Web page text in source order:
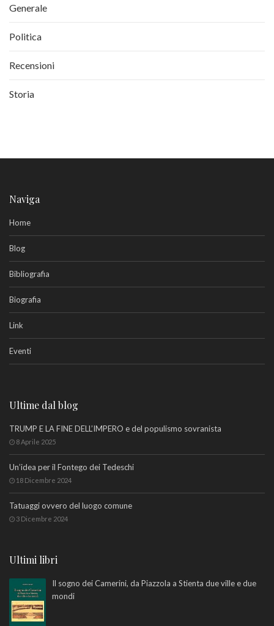
Generale
Politica
Recensioni
Storia
Naviga
Home
Blog
Bibliografia
Biografia
Link
Eventi
Ultime dal blog
TRUMP E LA FINE DELL’IMPERO e del populismo sovranista
8 Aprile 2025
Un’idea per il Fontego dei Tedeschi
18 Dicembre 2024
Tatuaggi ovvero del luogo comune
3 Dicembre 2024
Ultimi libri
Il sogno dei Camerini, da Piazzola a Stienta due ville e due
mondi